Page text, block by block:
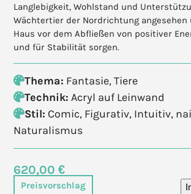
Langlebigkeit, Wohlstand und
Wächtertier der Nordrichtung angesehen
Haus vor dem Abfließen von positiver
und für Stabilität sorgen.
Thema: Fantasie,Tiere
Technik: Acryl auf Leinwand
Stil: Comic, Figurativ, Intuitiv,
Naturalismus
620,00 €
Preisvorschlag